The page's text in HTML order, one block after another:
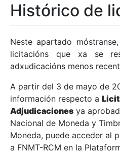
Mostrar/Ocultar
Mostrar/Ocultar
Mostrar/Ocultar
Histórico de
Neste apartado
licitacións que xa se
adxudicacións menos
A partir del 3 de mayo de
información respecto a
Adjudicaciones ya
Nacional de Moneda y
Moneda, puede acceder al
a FNMT-RCM en la